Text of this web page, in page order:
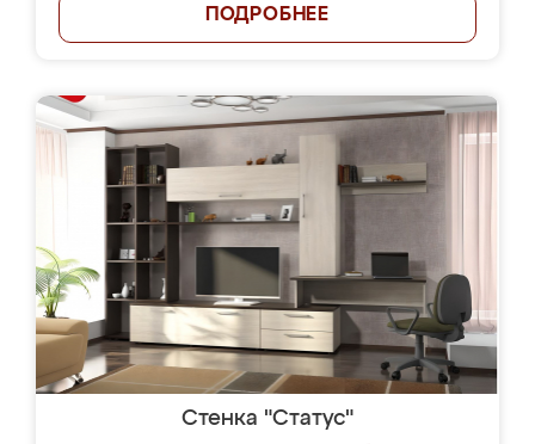
ПОДРОБНЕЕ
Стенка "Статус"